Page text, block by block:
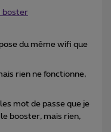
boster
du même wifi que
rien ne fonctionne,
mot de passe que je
booster, mais rien,